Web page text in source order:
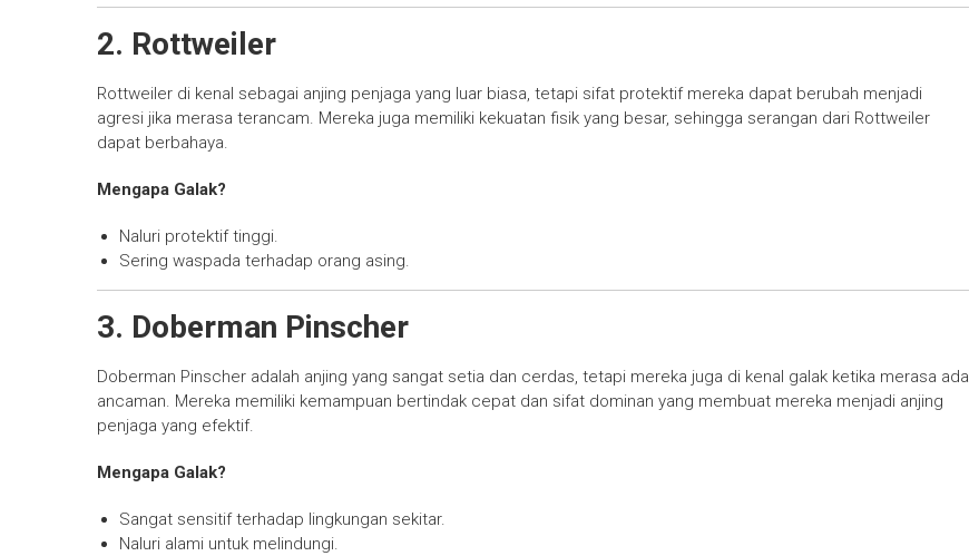
2. Rottweiler
Rottweiler di kenal sebagai anjing penjaga yang luar biasa, tetapi sifat protektif mereka dapat berubah menjadi
agresi jika merasa terancam. Mereka juga memiliki kekuatan fisik yang besar, sehingga serangan dari Rottweiler
dapat berbahaya.
Mengapa Galak?
Naluri protektif tinggi.
Sering waspada terhadap orang asing.
3. Doberman Pinscher
Doberman Pinscher adalah anjing yang sangat setia dan cerdas, tetapi mereka juga di kenal galak ketika merasa ada
ancaman. Mereka memiliki kemampuan bertindak cepat dan sifat dominan yang membuat mereka menjadi anjing
penjaga yang efektif.
Mengapa Galak?
Sangat sensitif terhadap lingkungan sekitar.
Naluri alami untuk melindungi.